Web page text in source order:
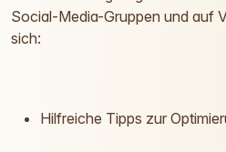
Social-Media-Gruppen und auf
sich:
Hilfreiche Tipps zur